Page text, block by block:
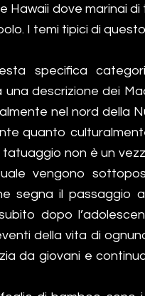
Hawaii dove marinai
I temi tipici di
specifica
descrizione dei
nel nord della
quanto
non è un
vengono
segna il passaggio
dopo
della vita di
da giovani e